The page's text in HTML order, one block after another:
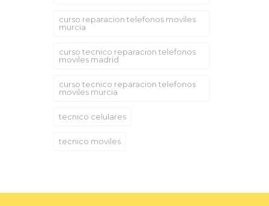
curso reparacion telefonos moviles
murcia
curso tecnico reparacion telefonos
moviles madrid
curso tecnico reparacion telefonos
moviles murcia
tecnico celulares
tecnico moviles